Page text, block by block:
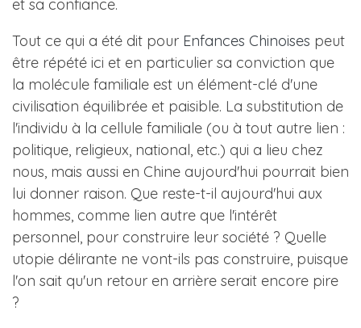
et sa confiance.
Tout ce qui a été dit pour Enfances Chinoises peut
être répété ici et en particulier sa conviction que
la molécule familiale est un élément-clé d'une
civilisation équilibrée et paisible. La substitution de
l'individu à la cellule familiale (ou à tout autre lien :
politique, religieux, national, etc.) qui a lieu chez
nous, mais aussi en Chine aujourd'hui pourrait bien
lui donner raison. Que reste-t-il aujourd'hui aux
hommes, comme lien autre que l'intérêt
personnel, pour construire leur société ? Quelle
utopie délirante ne vont-ils pas construire, puisque
l'on sait qu'un retour en arrière serait encore pire
?